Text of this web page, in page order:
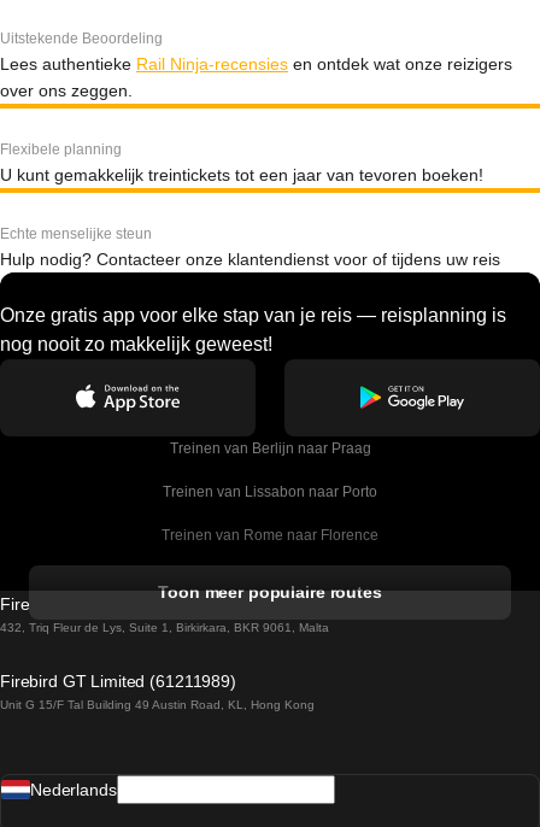
Uitstekende Beoordeling
Lees authentieke Rail Ninja-recensies en ontdek wat onze reizigers
over ons zeggen.
Flexibele planning
U kunt gemakkelijk treintickets tot een jaar van tevoren boeken!
Echte menselijke steun
Hulp nodig? Contacteer onze klantendienst voor of tijdens uw reis
Onze gratis app voor elke stap van je reis — reisplanning is
nog nooit zo makkelijk geweest!
Treinen van Berlijn naar Praag
Treinen van Lissabon naar Porto
Treinen van Rome naar Florence
Treinen van Sevilla naar Barcelona
Treinen van Praag naar Wenen
Toon meer populaire routes
Firebird GT Limited (OC 1451)
432, Triq Fleur de Lys, Suite 1, Birkirkara, BKR 9061, Malta
Firebird GT Limited (61211989)
Unit G 15/F Tal Building 49 Austin Road, KL, Hong Kong
Nederlands